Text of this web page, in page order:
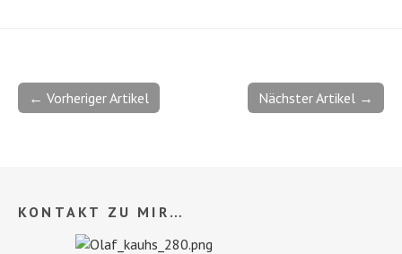
Nächster Artikel →
← Vorheriger Artikel
KONTAKT ZU MIR…